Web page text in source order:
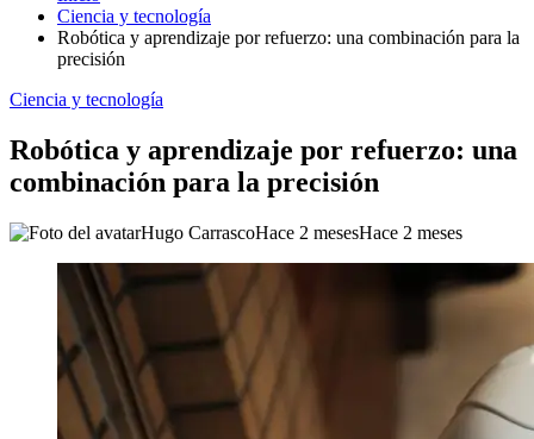
Ciencia y tecnología
Robótica y aprendizaje por refuerzo: una combinación para la
precisión
Ciencia y tecnología
Robótica y aprendizaje por refuerzo: una
combinación para la precisión
Hugo CarrascoHace 2 mesesHace 2 meses